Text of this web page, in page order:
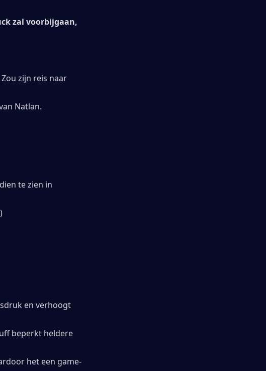
zal voorbijgaan,
zijn reis naar
Natlan.
te zien in
en verhoogt
beperkt heldere
het een game-